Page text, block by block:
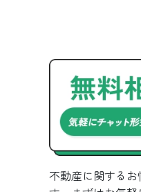
不動産に関する